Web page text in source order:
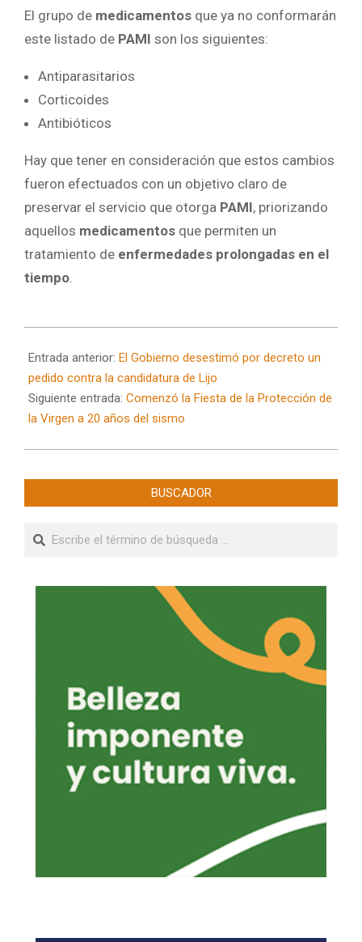
El grupo de medicamentos que ya no conformarán
este listado de PAMI son los siguientes:
Antiparasitarios
Corticoides
Antibióticos
Hay que tener en consideración que estos cambios
fueron efectuados con un objetivo claro de
preservar el servicio que otorga PAMI, priorizando
aquellos medicamentos que permiten un
tratamiento de enfermedades prolongadas en el
tiempo.
09-
04
Entrada anterior: El Gobierno desestimó por decreto un
pedido contra la candidatura de Lijo
Siguiente entrada: Comenzó la Fiesta de la Protección de
la Virgen a 20 años del sismo
BUSCADOR